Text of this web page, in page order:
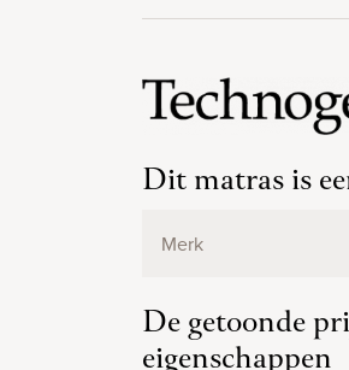
Dit matras is
Merk
De getoonde